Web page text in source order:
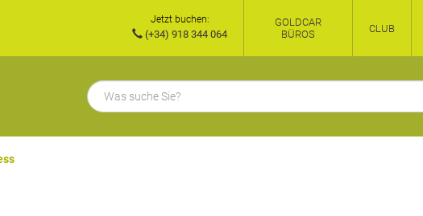
Jetzt buchen:
(+34) 918 344 064
GOLDCAR
BÜROS
CLUB